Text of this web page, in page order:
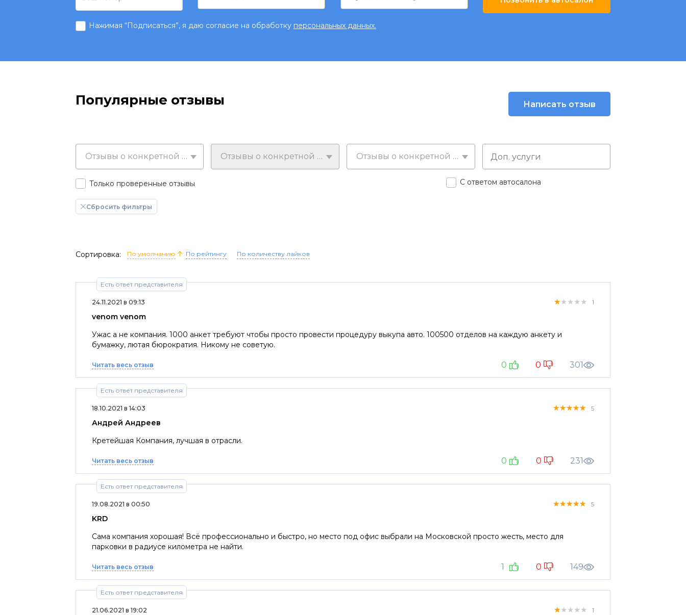
Нажимая “Подписаться”, я даю согласие на обработку персональных данных.
Популярные отзывы
Отзывы о конкретной марке Отзывы о конкретной модели Отзывы о конкретной услуге
Только проверенные отзывы С ответом автосалона
Сбросить фильтры
Написать отзыв
Сортировка: По умолчанию По рейтингу По количеству лайков
Есть ответ представителя
24.11.2021 в 09:13 ★★★★★
★★★★★
★★★★★ 1
venom venom
Ужас а не компания. 1000 анкет требуют чтобы просто провести процедуру выкупа авто. 100500 отделов на каждую анкету и
бумажку, лютая бюрократия. Никому не советую.
Читать весь отзыв 0 0 301
Есть ответ представителя
18.10.2021 в 14:03 ★★★★★
★★★★★
★★★★★ 5
Андрей Андреев
Кретейшая Компания, лучшая в отрасли.
Читать весь отзыв 0 0 231
Есть ответ представителя
19.08.2021 в 00:50 ★★★★★
★★★★★
★★★★★ 5
KRD
Сама компания хорошая! Всё профессионально и быстро, но место под офис выбрали на Московской просто жесть, место для
парковки в радиусе километра не найти.
Читать весь отзыв 1 0 149
Есть ответ представителя
21.06.2021 в 19:02 ★★★★★
★★★★★
★★★★★ 1